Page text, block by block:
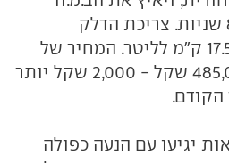
ל-100 קמ"ש בתוך 8.2 שניות. צריכת הדלק
המשולבת עומדת על 17.5 ק"מ לליטר. המחיר של
גרסה זו יעמוד על 485,000 שקל - 2,000 שקל יותר
הקודם.
יגיעו עם הנעה כפולה